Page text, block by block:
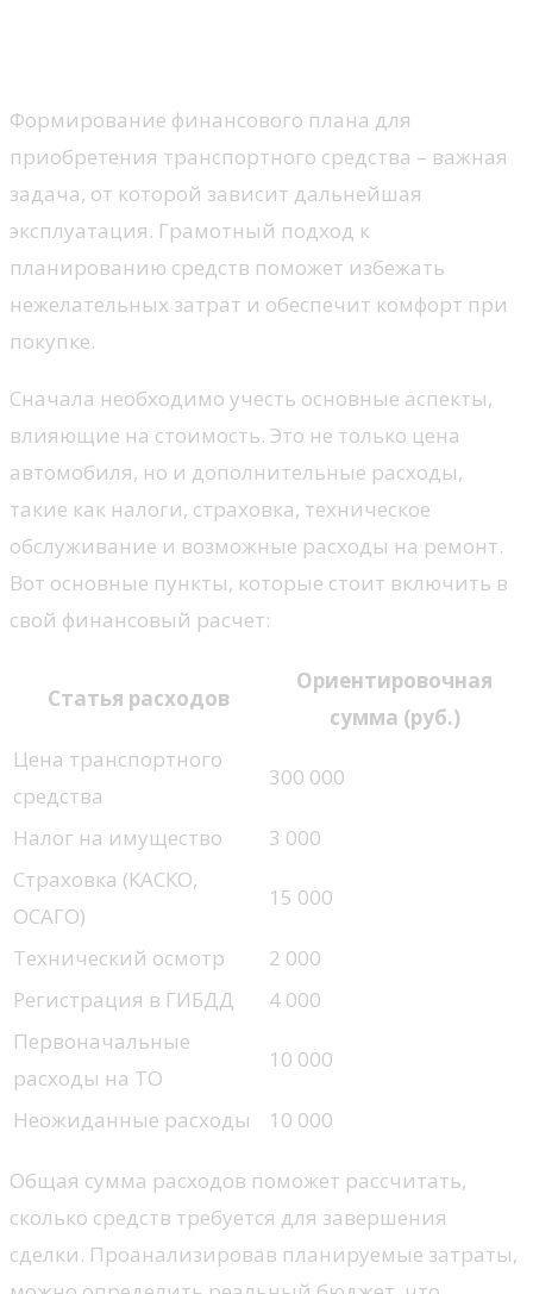
Формирование финансового плана для
приобретения транспортного средства – важная
задача, от которой зависит дальнейшая
эксплуатация. Грамотный подход к
планированию средств поможет избежать
нежелательных затрат и обеспечит комфорт при
покупке.
Сначала необходимо учесть основные аспекты,
влияющие на стоимость. Это не только цена
автомобиля, но и дополнительные расходы,
такие как налоги, страховка, техническое
обслуживание и возможные расходы на ремонт.
Вот основные пункты, которые стоит включить в
свой финансовый расчет:
Статья расходов
Ориентировочная
сумма (руб.)
Цена транспортного
средства
300 000
Налог на имущество
3 000
Страховка (КАСКО,
ОСАГО)
15 000
Технический осмотр
2 000
Регистрация в ГИБДД
4 000
Первоначальные
расходы на ТО
10 000
Неожиданные расходы 10 000
Общая сумма расходов поможет рассчитать,
сколько средств требуется для завершения
сделки. Проанализировав планируемые затраты,